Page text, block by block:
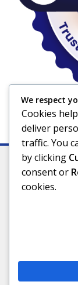
We respect
Cookies
deliver
traffic. You
by clicking
consent or
cookies.